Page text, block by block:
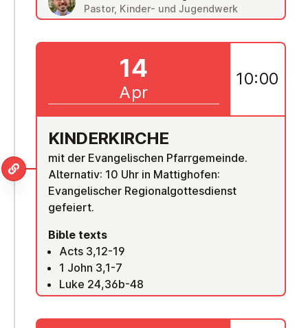
Pastor, Kinder- und Jugendwerk
KINDER­KIRCHE
mit der Evangelischen Pfarrgemeinde.
Alternativ: 10 Uhr in Mattighofen:
Evangelischer Regionalgottesdienst
gefeiert.
Bible texts
Acts 3,12-19
1 John 3,1-7
Luke 24,36b-48
14
Apr
10:00